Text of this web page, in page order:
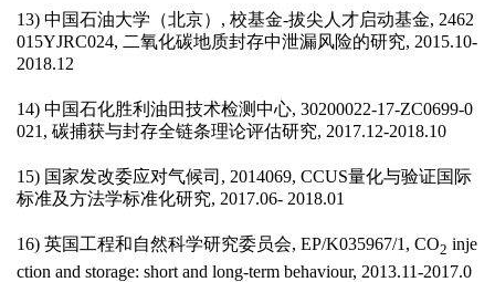
13) 中国石油大学（北京） , 校基金-拔尖人才启动基金, 2462
015YJRC024, 二氧化碳地质封存中泄漏风险的研究, 2015.10-
2018.12
14) 中国石化胜利油田技术检测中心, 30200022-17-ZC0699-0
021, 碳捕获与封存全链条理论评估研究, 2017.12-2018.10
15) 国家发改委应对气候司 , 2014069, CCUS量化与验证国际
标准及方法学标准化研究, 2017.06- 2018.01
16) 英国工程和自然科学研究委员会, EP/K035967/1, CO2 inje
ction and storage: short and long-term behaviour, 2013.11-2017.0